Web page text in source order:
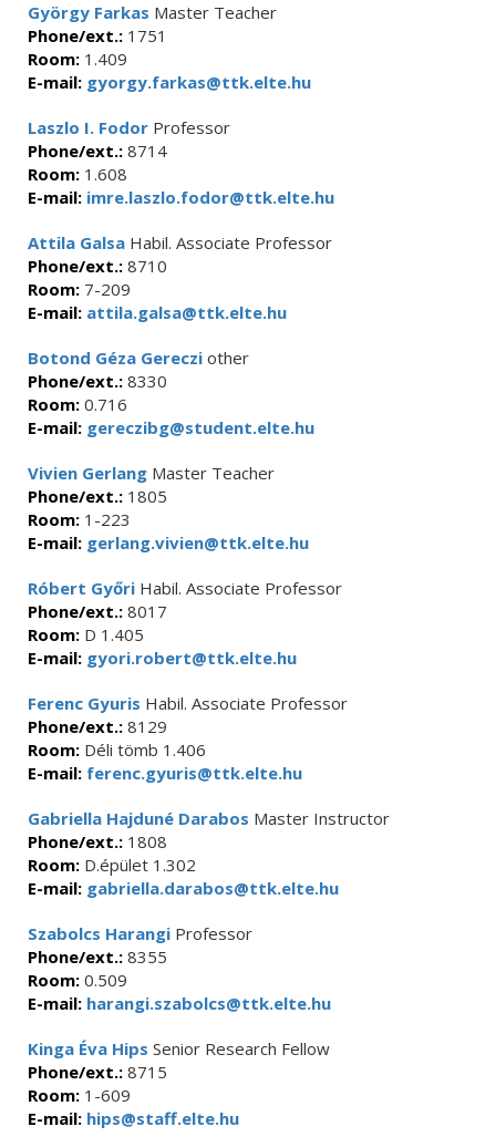
György Farkas Master Teacher
Phone/ext.: 1751
Room: 1.409
E-mail: gyorgy.farkas@ttk.elte.hu
Laszlo I. Fodor Professor
Phone/ext.: 8714
Room: 1.608
E-mail: imre.laszlo.fodor@ttk.elte.hu
Attila Galsa Habil. Associate Professor
Phone/ext.: 8710
Room: 7-209
E-mail: attila.galsa@ttk.elte.hu
Botond Géza Gereczi other
Phone/ext.: 8330
Room: 0.716
E-mail: gereczibg@student.elte.hu
Vivien Gerlang Master Teacher
Phone/ext.: 1805
Room: 1-223
E-mail: gerlang.vivien@ttk.elte.hu
Róbert Győri Habil. Associate Professor
Phone/ext.: 8017
Room: D 1.405
E-mail: gyori.robert@ttk.elte.hu
Ferenc Gyuris Habil. Associate Professor
Phone/ext.: 8129
Room: Déli tömb 1.406
E-mail: ferenc.gyuris@ttk.elte.hu
Gabriella Hajduné Darabos Master Instructor
Phone/ext.: 1808
Room: D.épület 1.302
E-mail: gabriella.darabos@ttk.elte.hu
Szabolcs Harangi Professor
Phone/ext.: 8355
Room: 0.509
E-mail: harangi.szabolcs@ttk.elte.hu
Kinga Éva Hips Senior Research Fellow
Phone/ext.: 8715
Room: 1-609
E-mail: hips@staff.elte.hu